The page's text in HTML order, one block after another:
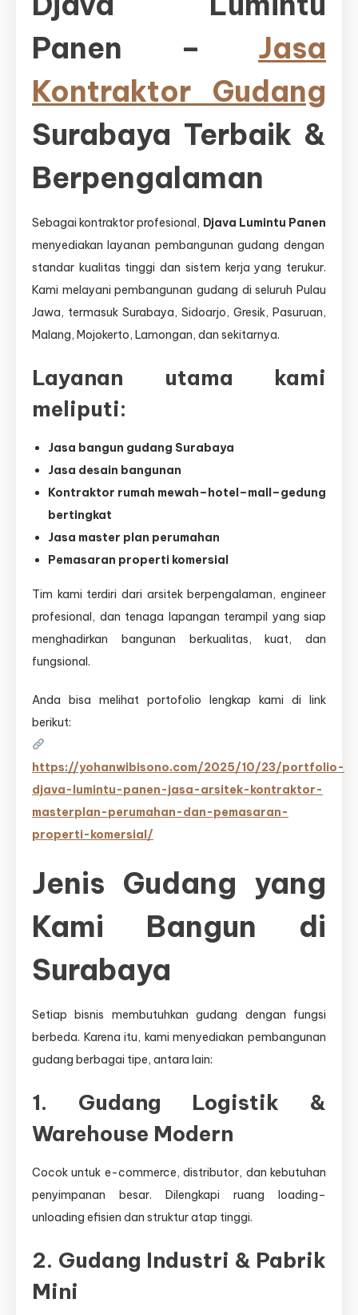
Panen – Jasa
Kontraktor Gudang
Surabaya Terbaik &
Berpengalaman
Sebagai kontraktor profesional, Djava Lumintu Panen
menyediakan layanan pembangunan gudang dengan
standar kualitas tinggi dan sistem kerja yang terukur.
Kami melayani pembangunan gudang di seluruh Pulau
Jawa, termasuk Surabaya, Sidoarjo, Gresik, Pasuruan,
Malang, Mojokerto, Lamongan, dan sekitarnya.
Layanan utama kami
meliputi:
Jasa bangun gudang Surabaya
Jasa desain bangunan
Kontraktor rumah mewah–hotel–mall–gedung
bertingkat
Jasa master plan perumahan
Pemasaran properti komersial
Tim kami terdiri dari arsitek berpengalaman, engineer
profesional, dan tenaga lapangan terampil yang siap
menghadirkan bangunan berkualitas, kuat, dan
fungsional.
Anda bisa melihat portofolio lengkap kami di link
berikut:
https://yohanwibisono.com/2025/10/23/portfolio-
djava-lumintu-panen-jasa-arsitek-kontraktor-
masterplan-perumahan-dan-pemasaran-
properti-komersial/
Jenis Gudang yang
Kami Bangun di
Surabaya
Setiap bisnis membutuhkan gudang dengan fungsi
berbeda. Karena itu, kami menyediakan pembangunan
gudang berbagai tipe, antara lain:
1. Gudang Logistik &
Warehouse Modern
Cocok untuk e-commerce, distributor, dan kebutuhan
penyimpanan besar. Dilengkapi ruang loading–
unloading efisien dan struktur atap tinggi.
2. Gudang Industri & Pabrik
Mini